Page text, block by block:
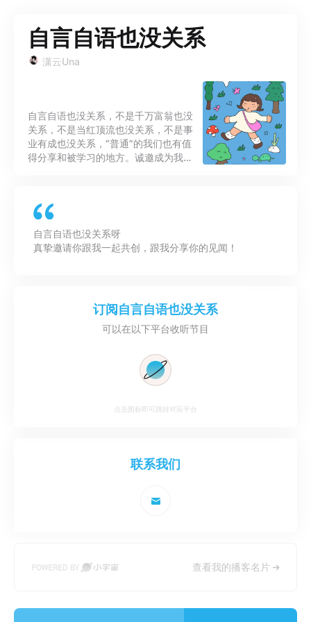
自言自语也没关系
潇云Una
自言自语也没关系，不是千万富翁也没
关系，不是当红顶流也没关系，不是事
业有成也没关系，“普通”的我们也有值
得分享和被学习的地方。诚邀成为我的
自言自语也没关系呀
订阅 自言自语也没关系
可以在以下平台收听节目
点击图标即可跳转对应平台
联系我们
查看我的播客名片